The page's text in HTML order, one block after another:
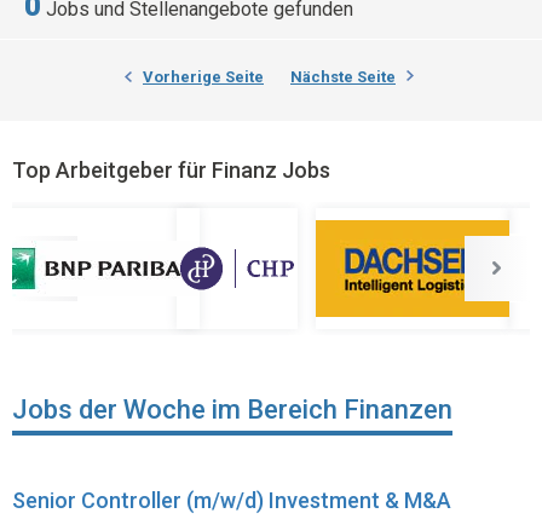
Jobs und Stellenangebote gefunden
Vorherige Seite Nächste Seite
Top Arbeitgeber für Finanz Jobs
Jobs der Woche im Bereich Finanzen
Senior Controller (m/w/d) Investment & M&A